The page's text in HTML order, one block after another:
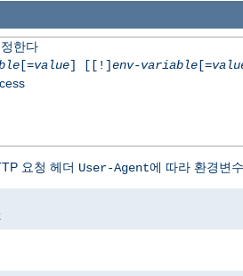
한다
[=value] [[!]env-variable[=
요청 헤더 User-Agent에 따라 환경변